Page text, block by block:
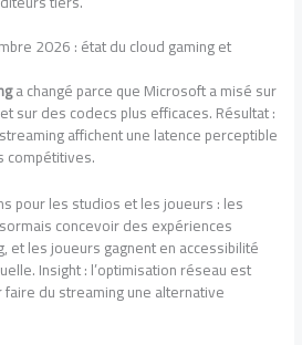
2026 : état du cloud gaming et
a changé parce que Microsoft a misé sur
sur des codecs plus efficaces. Résultat :
affichent une latence perceptible
compétitives.
pour les studios et les joueurs : les
concevoir des expériences
et les joueurs gagnent en accessibilité
Insight : l’optimisation réseau est
du streaming une alternative